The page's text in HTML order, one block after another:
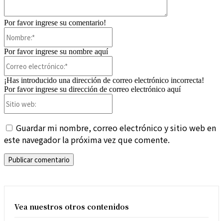
Por favor ingrese su comentario!
Por favor ingrese su nombre aquí
¡Has introducido una dirección de correo electrónico incorrecta!
Por favor ingrese su dirección de correo electrónico aquí
Guardar mi nombre, correo electrónico y sitio web en
este navegador la próxima vez que comente.
Vea nuestros otros contenidos